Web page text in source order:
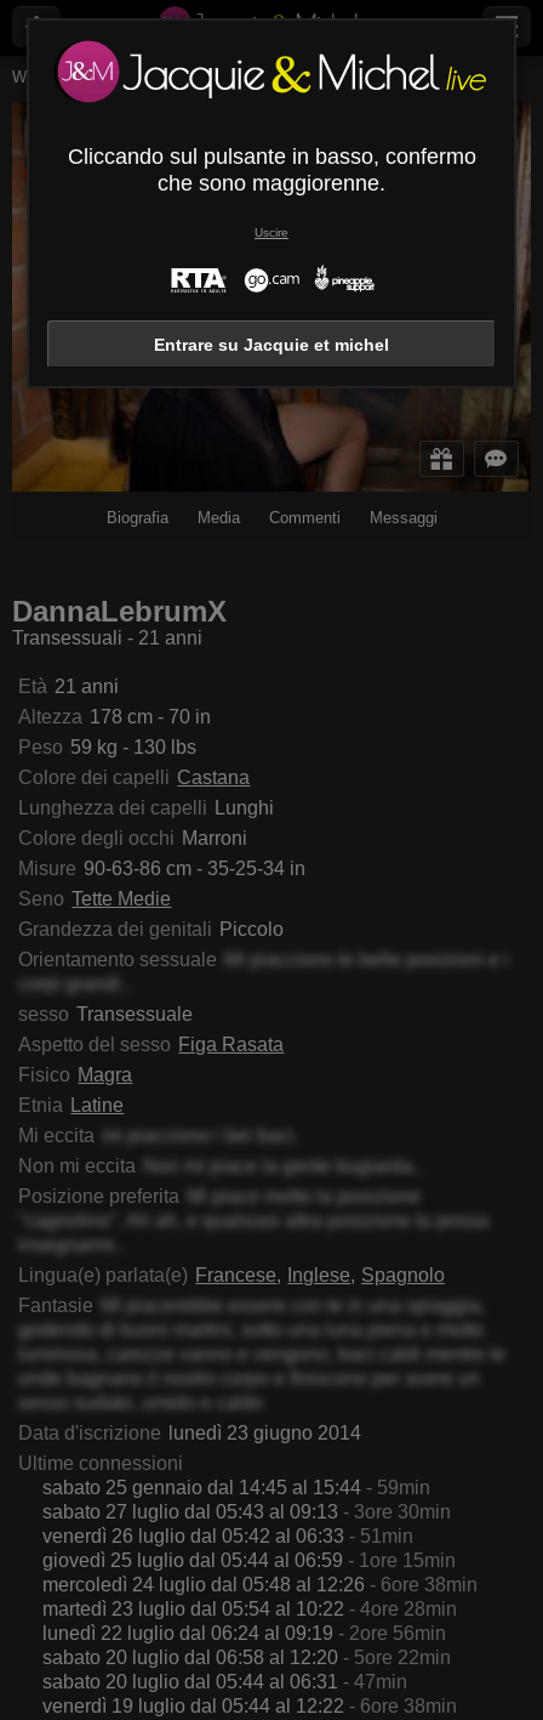
Webcam Live Transessuali Dannalebrumx
Disconnesso
Biografia Media Commenti Messaggi
DannaLebrumX
Transessuali - 21 anni
Età 21 anni
Altezza 178 cm - 70 in
Peso 59 kg - 130 lbs
Colore dei capelli Castana
Lunghezza dei capelli Lunghi
Colore degli occhi Marroni
Misure 90-63-86 cm - 35-25-34 in
Seno Tette Medie
Grandezza dei genitali Piccolo
Orientamento sessuale
Mi piacciono le belle posizioni e i
corpi grandi..
sesso Transessuale
Aspetto del sesso Figa Rasata
Fisico Magra
Etnia Latine
Mi eccita
mi piacciono i bei baci.
Non mi eccita
Non mi piace la gente bugiarda..
Posizione preferita
Mi piace molto la posizione
"cagnolino". Ah ah, e qualsiasi altra posizione tu possa
insegnarmi..
Lingua(e) parlata(e) Francese Inglese
Spagnolo
Fantasie
Mi piacerebbe essere con te in una spiaggia,
godendo di buoni martini, sotto una luna piena e molto
luminosa, carezze vanno e vengono, baci caldi mentre le
onde bagnano il nostro corpo e finiscono per avere un
sesso sudato, umido e caldo
Data d'iscrizione
lunedì 23 giugno 2014
Ultime connessioni
sabato 25 gennaio dal 14:45 al 15:44 - 59min
sabato 27 luglio dal 05:43 al 09:13 - 3ore 30min
venerdì 26 luglio dal 05:42 al 06:33 - 51min
giovedì 25 luglio dal 05:44 al 06:59 - 1ore 15min
mercoledì 24 luglio dal 05:48 al 12:26 - 6ore 38min
martedì 23 luglio dal 05:54 al 10:22 - 4ore 28min
lunedì 22 luglio dal 06:24 al 09:19 - 2ore 56min
sabato 20 luglio dal 06:58 al 12:20 - 5ore 22min
sabato 20 luglio dal 05:44 al 06:31 - 47min
venerdì 19 luglio dal 05:44 al 12:22 - 6ore 38min
Cliccando sul pulsante in basso, confermo
che sono maggiorenne.
Uscire
Entrare su Jacquie et michel